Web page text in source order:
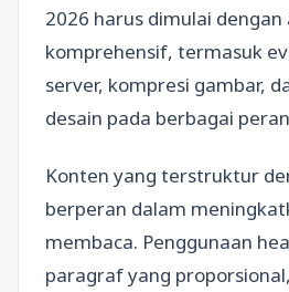
2026 harus dimulai
komprehensif, termasuk
server, kompresi gambar,
desain pada berbagai
Konten yang terstruktur
berperan dalam
membaca. Penggunaan
paragraf yang